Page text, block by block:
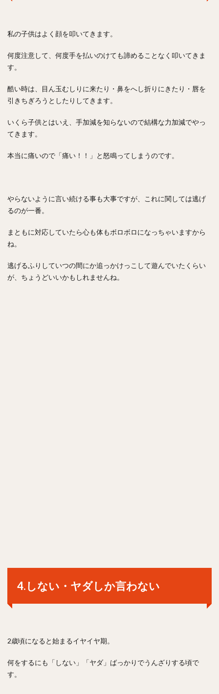
私の子供はよく顔を叩いてきます。
何度注意して、何度手を払いのけても諦めることなく叩いてきま
す。
酷い時は、目ん玉むしりに来たり・鼻をへし折りにきたり・唇を
引きちぎろうとしたりしてきます。
いくら子供とはいえ、手加減を知らないので結構な力加減でやっ
てきます。
本当に痛いので「痛い！！」と怒鳴ってしまうのです。
やらないように言い続ける事も大事ですが、これに関しては逃げ
るのが一番。
まともに対応していたら心も体もボロボロになっちゃいますから
ね。
逃げるふりしていつの間にか追っかけっこして遊んでいたくらい
が、ちょうどいいかもしれませんね。
4.しない・ヤダしか言わない
2歳頃になると始まるイヤイヤ期。
何をするにも「しない」「ヤダ」ばっかりでうんざりする頃で
す。